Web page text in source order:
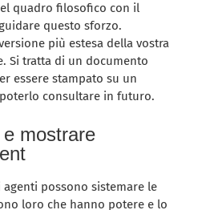
quadro filosofico con il
questo sforzo.
più estesa della vostra
Si tratta di un documento
essere stampato su un
consultare in futuro.
mostrare
possono sistemare le
loro che hanno potere e lo